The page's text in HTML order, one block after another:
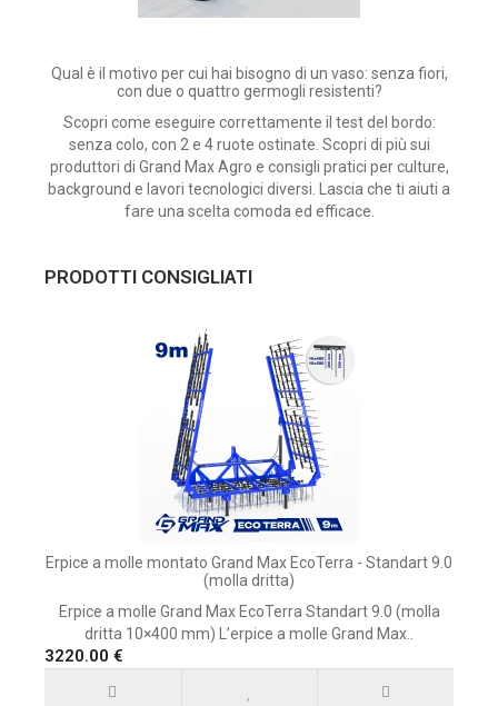
Qual è il motivo per cui hai bisogno di un vaso: senza fiori,
con due o quattro germogli resistenti?
Scopri come eseguire correttamente il test del bordo:
senza colo, con 2 e 4 ruote ostinate. Scopri di più sui
produttori di Grand Max Agro e consigli pratici per culture,
background e lavori tecnologici diversi. Lascia che ti aiuti a
fare una scelta comoda ed efficace.
PRODOTTI CONSIGLIATI
Erpice a molle montato Grand Max EcoTerra - Standart 9.0
(molla dritta)
Erpice a molle Grand Max EcoTerra Standart 9.0 (molla
dritta 10×400 mm) L’erpice a molle Grand Max..
3220.00 €